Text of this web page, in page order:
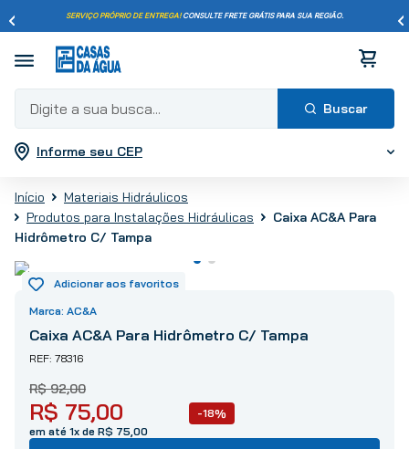
SERVIÇO PRÓPRIO DE ENTREGA!CONSULTE FRETE GRÁTIS PARA SUA REGIÃO.
Digite a sua busca...
Informe seu CEP
Materiais Hidráulicos
Produtos para Instalações Hidráulicas
Caixa AC&A Para
Hidrômetro C/ Tampa
AC&A
Caixa AC&A Para Hidrômetro C/ Tampa
78316
R$ 75,00
R$ 92,00
-18%
em até 1x de R$ 75,00
Termos mais buscados
º
porcelanato
3º
piso
5
º
vaso sanitário
6º
chuveiro
7º
cimento
8º
torneira
9º
telha
10º tinta